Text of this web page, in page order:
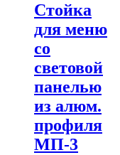
Стойка
для меню
со
световой
панелью
из алюм.
профиля
МП-3